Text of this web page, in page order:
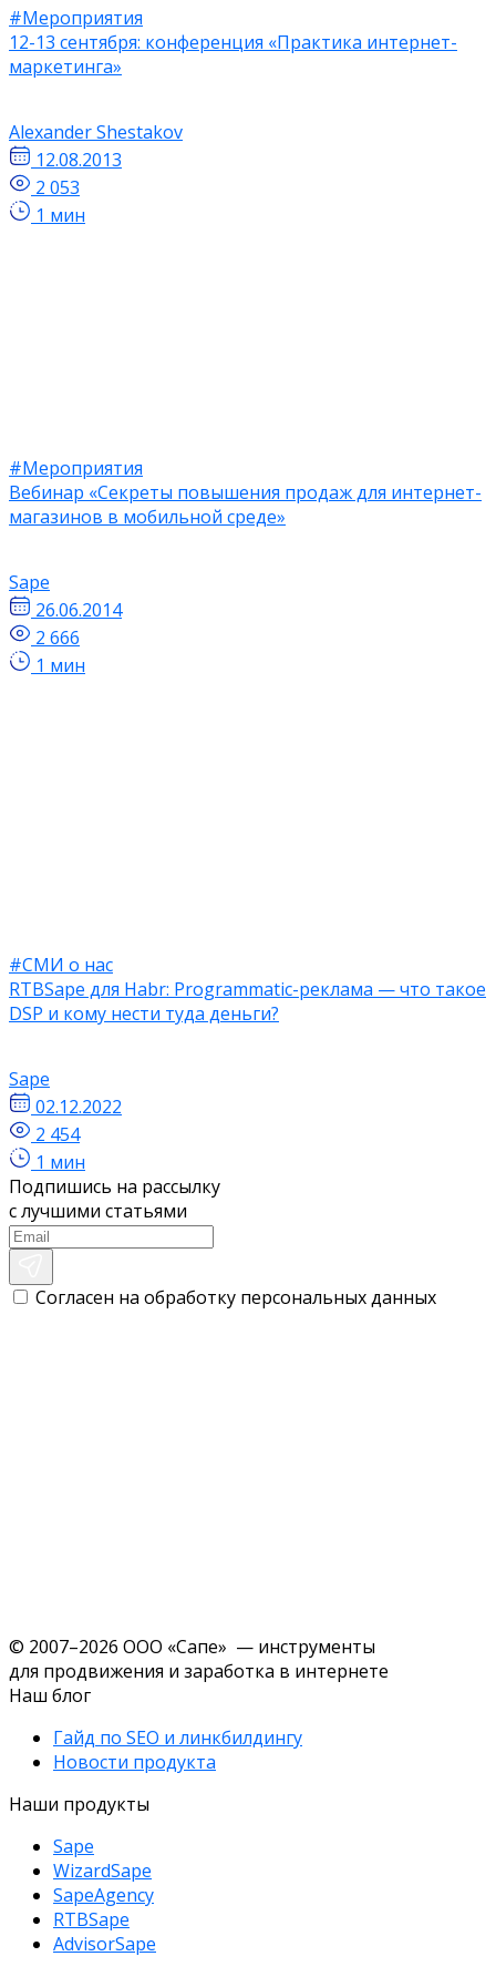
#Мероприятия
12-13 сентября: конференция «Практика интернет-
маркетинга»
Alexander Shestakov
12.08.2013
2 053
1 мин
#Мероприятия
Вебинар «Секреты повышения продаж для интернет-
магазинов в мобильной среде»
Sape
26.06.2014
2 666
1 мин
#СМИ о нас
RTBSape для Habr: Programmatic-реклама — что такое
DSP и кому нести туда деньги?
Sape
02.12.2022
2 454
1 мин
Подпишись на рассылку
с лучшими статьями
Согласен на обработку персональных данных
© 2007–2026 ООО «Сапе» — инструменты
для продвижения и заработка в интернете
Наш блог
Гайд по SEO и линкбилдингу
Новости продукта
Наши продукты
Sape
WizardSape
SapeAgency
RTBSape
AdvisorSape